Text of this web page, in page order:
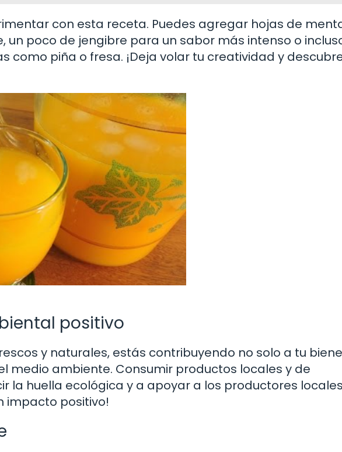
con esta receta. Puedes agregar hojas de
un poco de jengibre para un sabor más intenso o
como piña o fresa. ¡Deja volar tu creatividad y
positivo
y naturales, estás contribuyendo no solo a tu
medio ambiente. Consumir productos locales y de
la huella ecológica y a apoyar a los productores
impacto positivo!